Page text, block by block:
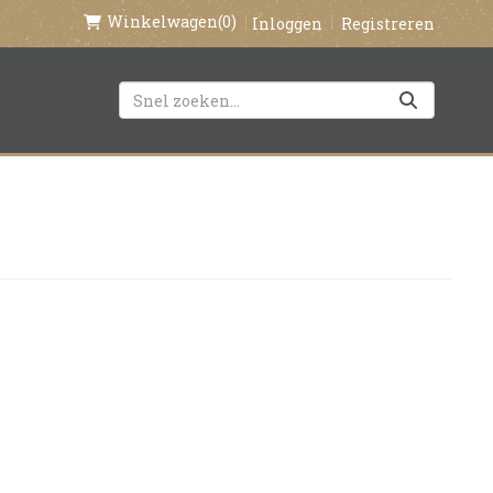
Winkelwagen(0) Inloggen Registreren